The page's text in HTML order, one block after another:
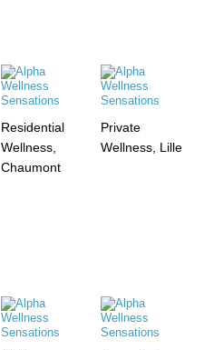
Residential
Wellness,
Chaumont
Private
Wellness, Lille